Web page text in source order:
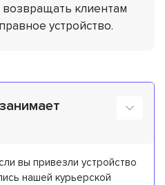
клиентам
устройство.
вы привезли устройство
нашей курьерской